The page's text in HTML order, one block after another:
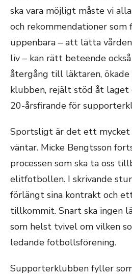
ska vara möjligt måste vi
och rekommendationer som
uppenbara – att lätta
liv – kan rätt beteende
återgång till läktaren,
klubben, rejält stöd åt
20-årsfirande för
Sportsligt är det ett mycket
väntar. Micke Bengtsson
processen som ska ta oss
elitfotbollen. I skrivande
förlängt sina kontrakt och
tillkommit. Snart ska ingen
som helst tvivel om vilken
ledande fotbollsförening.
Supporterklubben fyller